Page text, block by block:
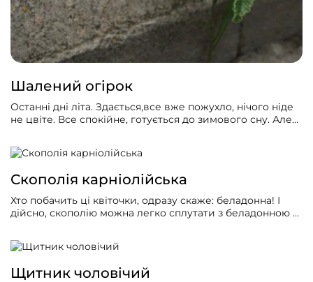
Шалений огірок
Останні дні літа. Здається,все вже пожухло, нічого ніде
не цвіте. Все спокійне, готується до зимового сну. Але
жовтих лійчастих «гарбузових» квітів.
Скополія карніолійська
Хто побачить ці квіточки, одразу скаже: беладонна! І
дійсно, скополію можна легко сплутати з беладонною —
Пасльонові, обидві отруйні. І досить часто у лікуванні
скополія замінює беладонну, адже вони мають багато
Щитник чоловічий